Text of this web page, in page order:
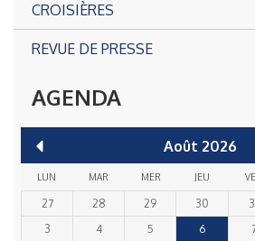
CROISIÈRES
REVUE DE PRESSE
AGENDA
Août 2026
LUN MAR MER JEU
27 28 29 30
3
4 5 6